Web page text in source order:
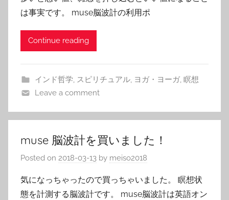
は事実です。 muse脳波計の利用ポ
Continue reading
インド哲学, スピリチュアル, ヨガ・ヨーガ, 瞑想
Leave a comment
muse 脳波計を買いました！
Posted on 2018-03-13 by meiso2018
気になっちゃったので買っちゃいました。 瞑想状
態を計測する脳波計です。 muse脳波計は英語オン